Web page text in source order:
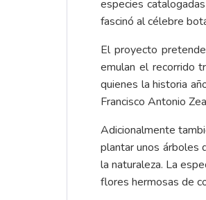
especies
fascinó al célebre
El proyecto
emulan el recorrido
quienes la historia
Francisco Antonio
Adicionalmente
plantar unos árboles
la naturaleza. La
flores hermosas de